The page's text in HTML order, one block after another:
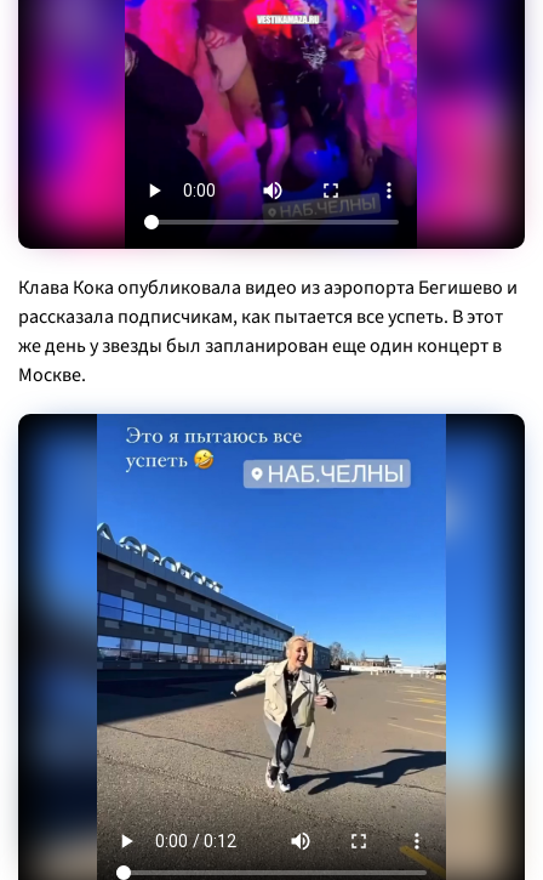
Клава Кока опубликовала видео из аэропорта Бегишево и
рассказала подписчикам, как пытается все успеть. В этот
же день у звезды был запланирован еще один концерт в
Москве.